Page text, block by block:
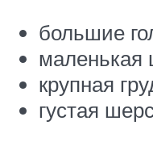
большие
маленькая
крупная
густая